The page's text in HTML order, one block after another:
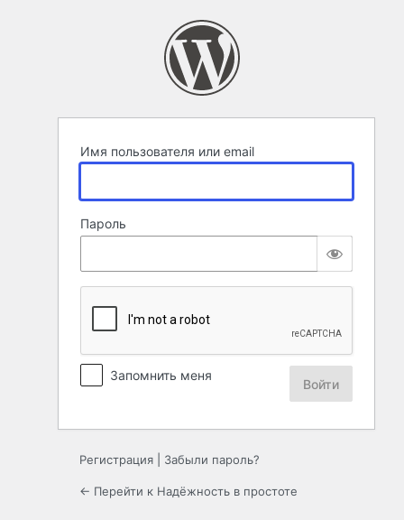
Имя пользователя или email
Пароль
Запомнить меня
Регистрация Забыли пароль?
← Перейти к Надёжность в простоте